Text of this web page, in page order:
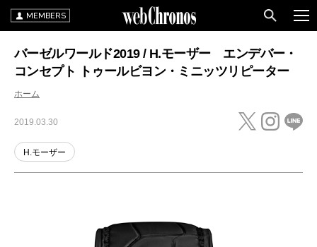
MEMBERS
バーゼルワールド2019 / H.モーザー エンデバー・
コンセプト トゥールビヨン・ミニッツリピーター
ホーム
2019.03.30
H.モーザー